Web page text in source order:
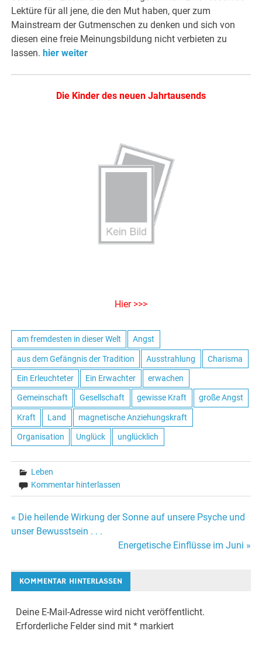
Lektüre für all jene, die den Mut haben, quer zum
Mainstream der Gutmenschen zu denken und sich von
diesen eine freie Meinungsbildung nicht verbieten zu
lassen.hier weiter
Die Kinder des neuen Jahrtausends
Hier >>>
am fremdesten in dieser Welt Angst
aus dem Gefängnis der Tradition Ausstrahlung Charisma
Ein Erleuchteter Ein Erwachter erwachen
Gemeinschaft Gesellschaft gewisse Kraft große Angst
Kraft Land magnetische Anziehungskraft
Organisation Unglück unglücklich
Leben
Kommentar hinterlassen
Beitrags-
« Die heilende Wirkung der Sonne auf unsere Psyche und
unser Bewusstsein . . .
Energetische Einflüsse im Juni »
KOMMENTAR HINTERLASSEN
Deine E-Mail-Adresse wird nicht veröffentlicht.
Erforderliche Felder sind mit* markiert